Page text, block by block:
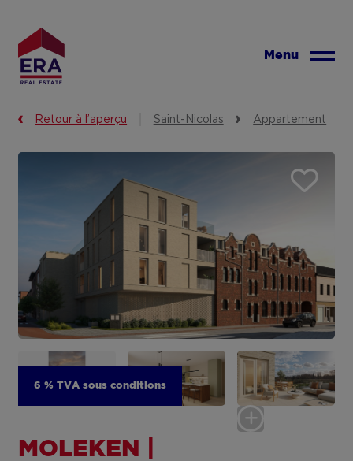
contenu
principal
Menu
Retour à l’aperçu Saint-Nicolas Appartement
MOLEKEN |
6 % TVA sous conditions